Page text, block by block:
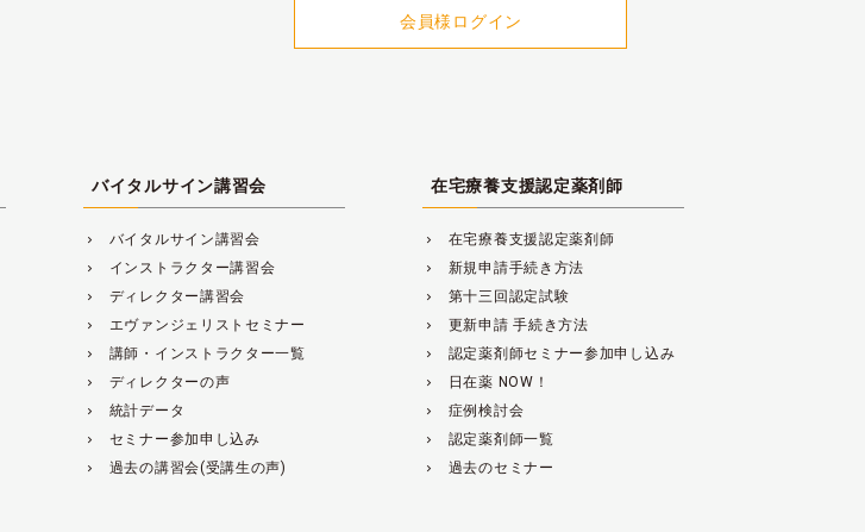
会員様ログイン
バイタルサイン講習会
navigate_next バイタルサイン講習会
navigate_next インストラクター講習会
navigate_next ディレクター講習会
navigate_next エヴァンジェリストセミナー
navigate_next 講師・インストラクター一覧
navigate_next ディレクターの声
navigate_next 統計データ
navigate_next セミナー参加申し込み
navigate_next 過去の講習会(受講生の声)
在宅療養支援認定薬剤師
navigate_next 在宅療養支援認定薬剤師
navigate_next 新規申請手続き方法
navigate_next 第十三回認定試験
navigate_next 更新申請 手続き方法
navigate_next 認定薬剤師セミナー参加申し込み
navigate_next 日在薬 NOW！
navigate_next 症例検討会
navigate_next 認定薬剤師一覧
navigate_next 過去のセミナー